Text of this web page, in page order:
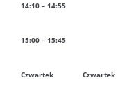
14:10 – 14:55
15:00 – 15:45
Czwartek Czwartek